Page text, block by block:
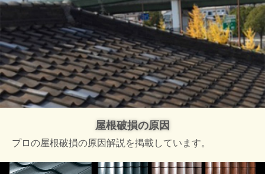
屋根破損の原因
プロの屋根破損の原因解説を掲載しています。